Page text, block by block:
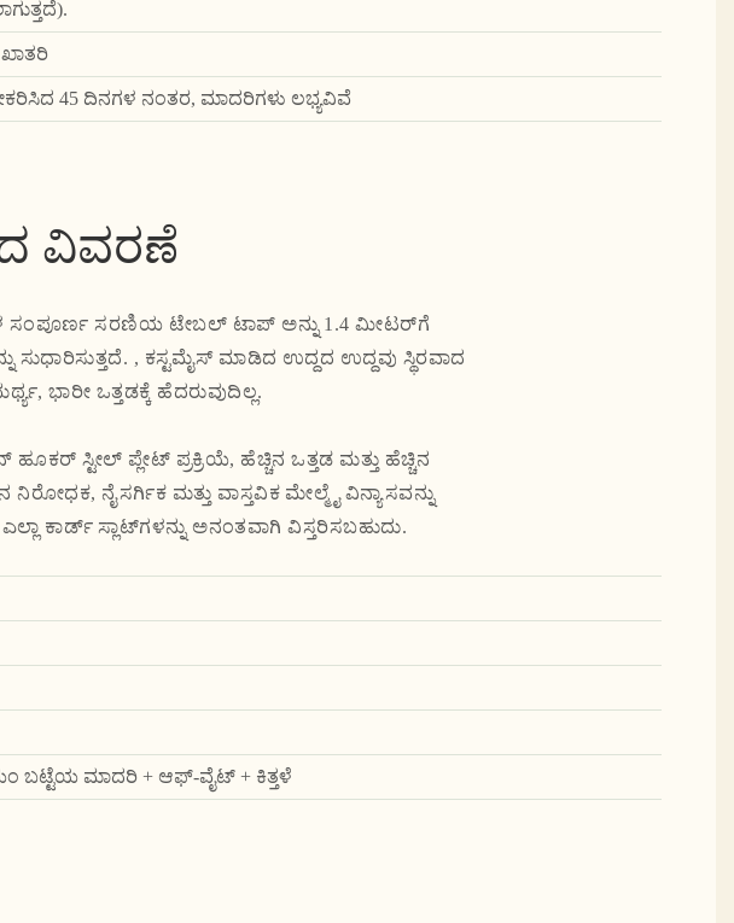
45 ದಿನಗಳ ನಂತರ, ಮಾದರಿಗಳು ಲಭ್ಯವಿವೆ
ವಿವರಣೆ
ಸಂಪೂರ್ಣ ಸರಣಿಯ ಟೇಬಲ್ ಟಾಪ್ ಅನ್ನು 1.4 ಮೀಟರ್‌ಗೆ
ಸುಧಾರಿಸುತ್ತದೆ. , ಕಸ್ಟಮೈಸ್ ಮಾಡಿದ ಉದ್ದದ ಉದ್ದವು ಸ್ಥಿರವಾದ
ಭಾರೀ ಒತ್ತಡಕ್ಕೆ ಹೆದರುವುದಿಲ್ಲ.
ಸ್ಟೀಲ್ ಪ್ಲೇಟ್ ಪ್ರಕ್ರಿಯೆ, ಹೆಚ್ಚಿನ ಒತ್ತಡ ಮತ್ತು ಹೆಚ್ಚಿನ
ನೈಸರ್ಗಿಕ ಮತ್ತು ವಾಸ್ತವಿಕ ಮೇಲ್ಮೈ ವಿನ್ಯಾಸವನ್ನು
ಕಾರ್ಡ್ ಸ್ಲಾಟ್‌ಗಳನ್ನು ಅನಂತವಾಗಿ ವಿಸ್ತರಿಸಬಹುದು.
ಬಟ್ಟೆಯ ಮಾದರಿ + ಆಫ್-ವೈಟ್ + ಕಿತ್ತಳೆ